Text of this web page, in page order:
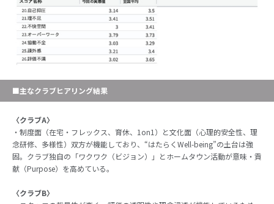
■主なクラブヒアリング結果
〈クラブA〉
・制度面（在宅・フレックス、育休、1on1）と文化面（心理的安全性、理
念研修、多様性）双方が機能しており、“はたらくWell-being”の土台は強
固。クラブ独自の「ワクワク（ビジョン）」とホームタウン活動が意味・貢
献（Purpose）を高めている。
〈クラブB〉